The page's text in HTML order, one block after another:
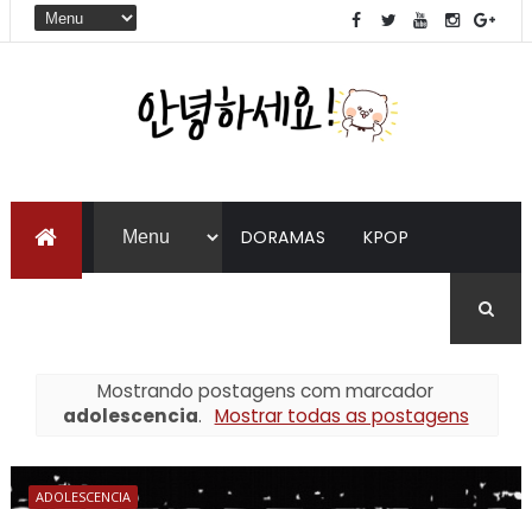
DORAMAS KPOP
Mostrando postagens com marcador
adolescencia. Mostrar todas as postagens
ADOLESCENCIA